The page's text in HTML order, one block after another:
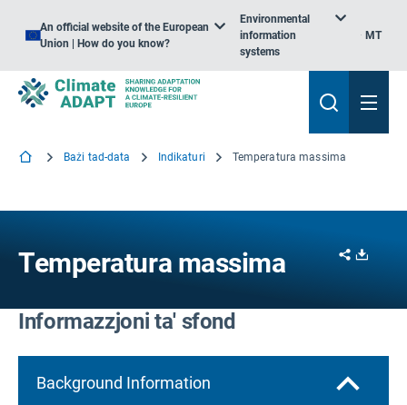
An official website of the European
Union | How do you know?
Environmental
information
systems
MT
Bażi tad-data Indikaturi Temperatura massima
Temperatura massima Share
Informazzjoni ta' sfond
Background Information